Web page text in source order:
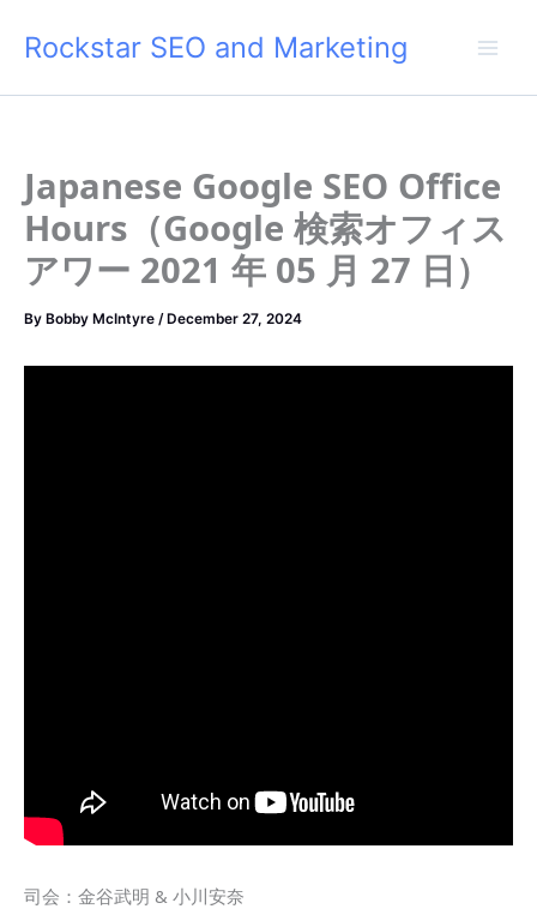
Rockstar SEO and Marketing
Japanese Google SEO Office
Hours（Google 検索オフィス
アワー 2021 年 05 月 27 日）
By Bobby McIntyre / December 27, 2024
司会：金谷武明 & 小川安奈